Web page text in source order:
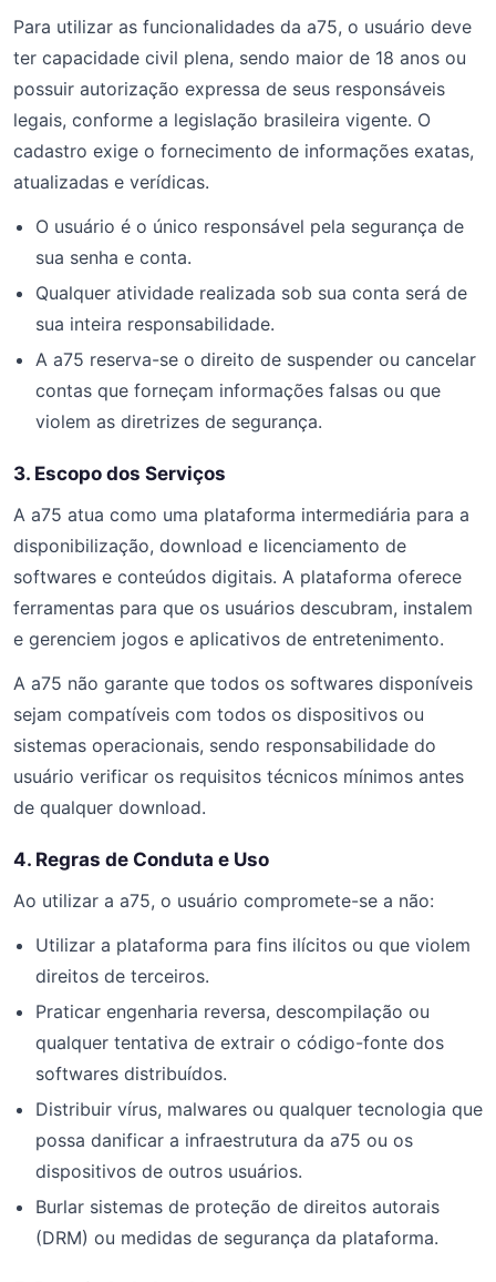
Para utilizar as funcionalidades da a75, o usuário deve
ter capacidade civil plena, sendo maior de 18 anos ou
possuir autorização expressa de seus responsáveis
legais, conforme a legislação brasileira vigente. O
cadastro exige o fornecimento de informações exatas,
atualizadas e verídicas.
O usuário é o único responsável pela segurança de
sua senha e conta.
Qualquer atividade realizada sob sua conta será de
sua inteira responsabilidade.
A a75 reserva-se o direito de suspender ou cancelar
contas que forneçam informações falsas ou que
violem as diretrizes de segurança.
3. Escopo dos Serviços
A a75 atua como uma plataforma intermediária para a
disponibilização, download e licenciamento de
softwares e conteúdos digitais. A plataforma oferece
ferramentas para que os usuários descubram, instalem
e gerenciem jogos e aplicativos de entretenimento.
A a75 não garante que todos os softwares disponíveis
sejam compatíveis com todos os dispositivos ou
sistemas operacionais, sendo responsabilidade do
usuário verificar os requisitos técnicos mínimos antes
de qualquer download.
4. Regras de Conduta e Uso
Ao utilizar a a75, o usuário compromete-se a não:
Utilizar a plataforma para fins ilícitos ou que violem
direitos de terceiros.
Praticar engenharia reversa, descompilação ou
qualquer tentativa de extrair o código-fonte dos
softwares distribuídos.
Distribuir vírus, malwares ou qualquer tecnologia que
possa danificar a infraestrutura da a75 ou os
dispositivos de outros usuários.
Burlar sistemas de proteção de direitos autorais
(DRM) ou medidas de segurança da plataforma.